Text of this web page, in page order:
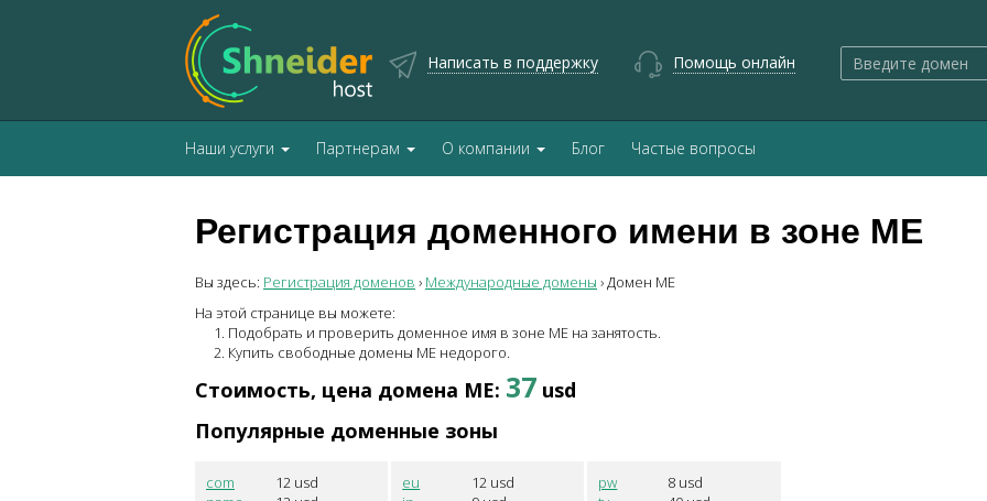
Написать в поддержку Помощь онлайн
Наши услуги Партнерам О компании Блог Частые вопросы
Регистрация доменного имени в зоне ME
Вы здесь: Регистрация доменов › Международные домены ›Домен ME
На этой странице вы можете:
Подобрать и проверить доменное имя в зоне ME на занятость.
Купить свободные домены ME недорого.
Стоимость, цена домена ME: 37 usd
Популярные доменные зоны
com 12 usd
eu 12 usd
pw 8 usd